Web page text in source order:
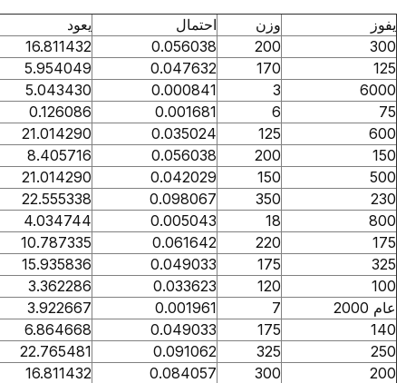
احتمال
0.056038
16.811432
0.047632
5.954049
0.000841
5.043430
0.001681
0.126086
0.035024
21.014290
0.056038
8.405716
0.042029
21.014290
0.098067
22.555338
0.005043
4.034744
0.061642
10.787335
0.049033
15.935836
0.033623
3.362286
7
0.001961
3.922667
0.049033
6.864668
0.091062
22.765481
0.084057
16.811432